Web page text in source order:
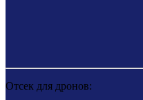
Отсек для дронов: